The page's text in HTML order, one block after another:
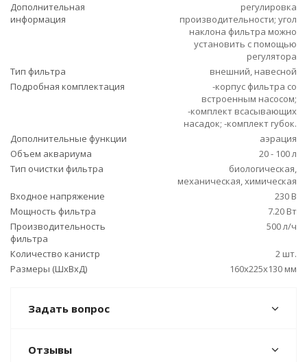
Дополнительная
информация
регулировка
производительности; угол
наклона фильтра можно
установить с помощью
регулятора
Тип фильтра
внешний, навесной
Подробная комплектация
-корпус фильтра со
встроенным насосом;
-комплект всасывающих
насадок; -комплект губок.
Дополнительные функции
аэрация
Объем аквариума
20 - 100 л
Тип очистки фильтра
биологическая,
механическая, химическая
Входное напряжение
230 В
Мощность фильтра
7.20 Вт
Производительность
фильтра
500 л/ч
Количество канистр
2 шт.
Размеры (ШxВxД)
160x225x130 мм
Задать вопрос
Отзывы